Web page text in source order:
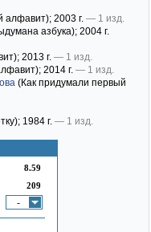
8.59
209
-
алфавит); 2003 г. — 1 изд.
азбука); 2004 г.
; 2013 г. — 1 изд.
; 2014 г. — 1 изд.
(Как придумали первый
; 1984 г. — 1 изд.